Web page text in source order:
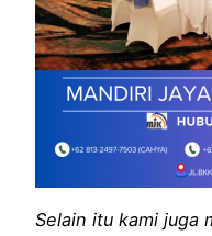
Selain itu kami juga